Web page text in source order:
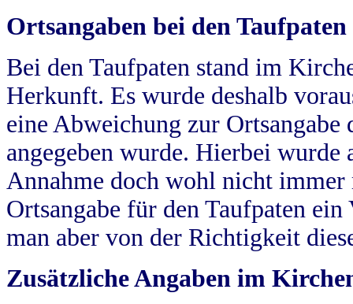
Ortsangaben bei den Taufpaten
Bei den Taufpaten stand im
Herkunft. Es wurde deshalb
eine Abweichung zur
angegeben wurde. Hierbei wurde
Annahme doch wohl nicht
Ortsangabe für den Taufpaten
man aber von der Richtigkeit
Zusätzliche Angaben im